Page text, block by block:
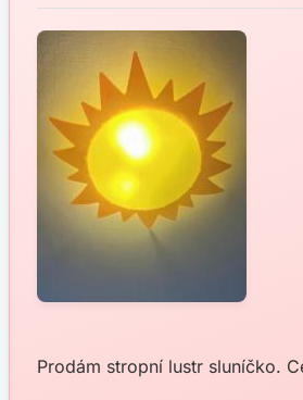
Prodám stropní lustr sluníčko.